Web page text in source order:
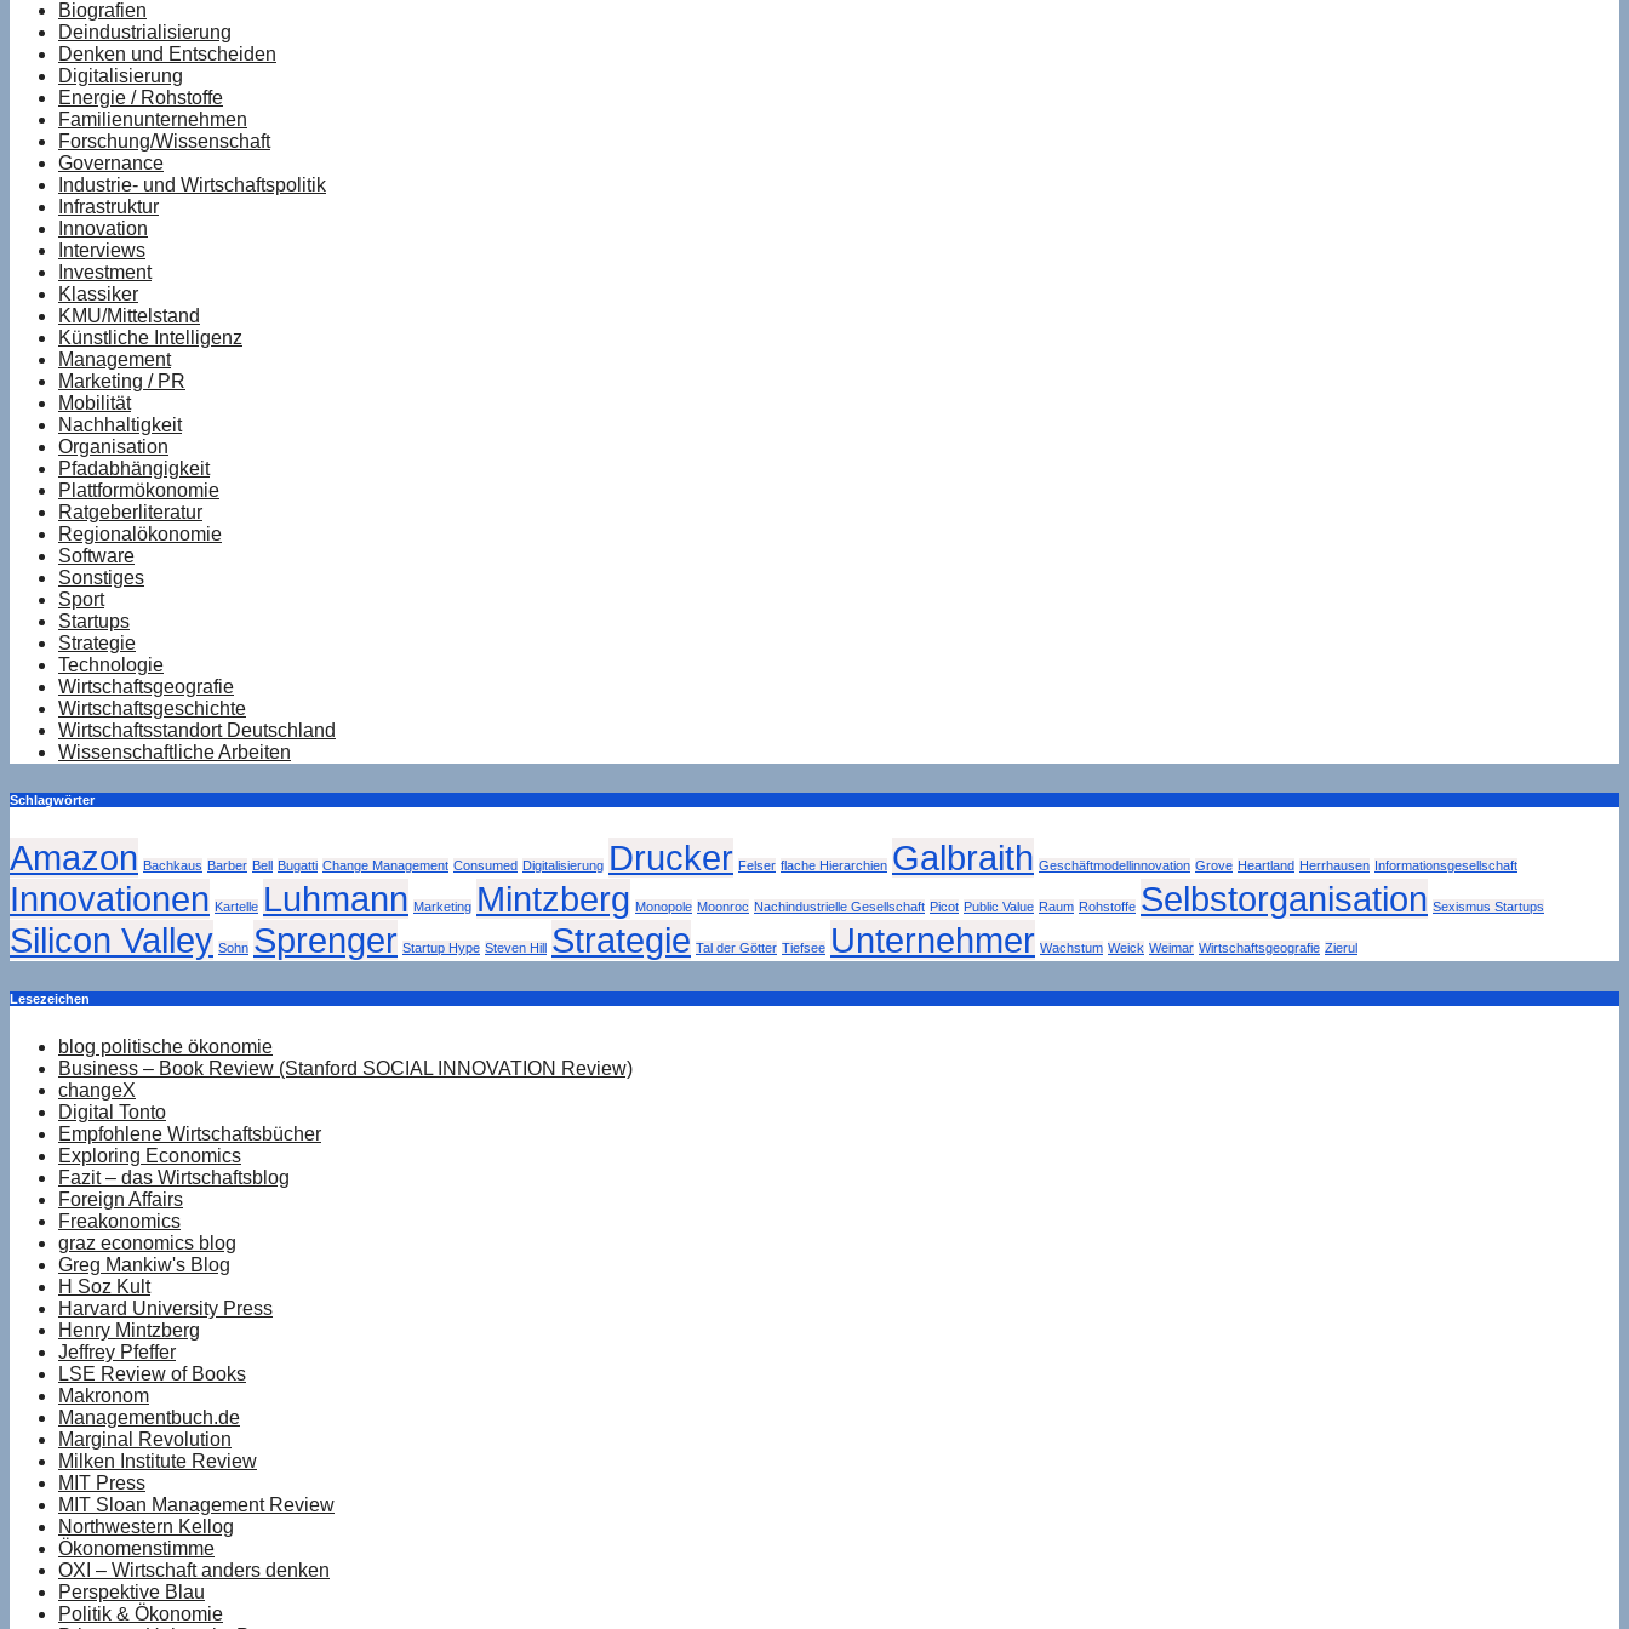
Biografien
Deindustrialisierung
Denken und Entscheiden
Digitalisierung
Energie / Rohstoffe
Familienunternehmen
Forschung/Wissenschaft
Governance
Industrie- und Wirtschaftspolitik
Infrastruktur
Innovation
Interviews
Investment
Klassiker
KMU/Mittelstand
Künstliche Intelligenz
Management
Marketing / PR
Mobilität
Nachhaltigkeit
Organisation
Pfadabhängigkeit
Plattformökonomie
Ratgeberliteratur
Regionalökonomie
Software
Sonstiges
Sport
Startups
Strategie
Technologie
Wirtschaftsgeografie
Wirtschaftsgeschichte
Wirtschaftsstandort Deutschland
Wissenschaftliche Arbeiten
Schlagwörter
Amazon Bachkaus Barber Bell Bugatti Change Management Consumed Digitalisierung Drucker Felser flache Hierarchien Galbraith Geschäftmodellinnovation Grove Heartland Herrhausen Informationsgesellschaft
Innovationen Kartelle Luhmann Marketing Mintzberg Monopole Moonroc Nachindustrielle Gesellschaft Picot Public Value Raum Rohstoffe Selbstorganisation Sexismus Startups
Silicon Valley Sohn Sprenger Startup Hype Steven Hill Strategie Tal der Götter Tiefsee Unternehmer Wachstum Weick Weimar Wirtschaftsgeografie Zierul
Lesezeichen
blog politische ökonomie
Business – Book Review (Stanford SOCIAL INNOVATION Review)
changeX
Digital Tonto
Empfohlene Wirtschaftsbücher
Exploring Economics
Fazit – das Wirtschaftsblog
Foreign Affairs
Freakonomics
graz economics blog
Greg Mankiw's Blog
H Soz Kult
Harvard University Press
Henry Mintzberg
Jeffrey Pfeffer
LSE Review of Books
Makronom
Managementbuch.de
Marginal Revolution
Milken Institute Review
MIT Press
MIT Sloan Management Review
Northwestern Kellog
Ökonomenstimme
OXI – Wirtschaft anders denken
Perspektive Blau
Politik & Ökonomie